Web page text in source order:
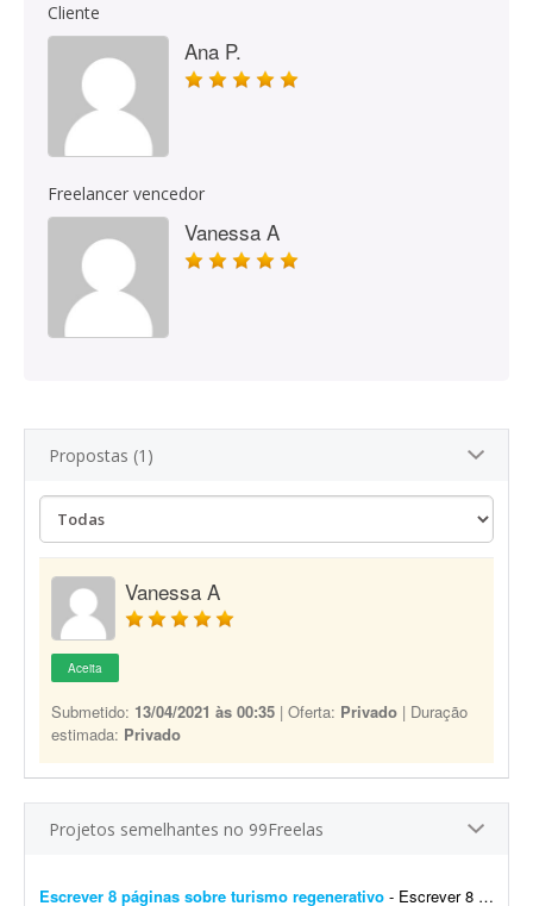
Cliente
Ana P.
Freelancer vencedor
Vanessa A
Propostas (1)
Vanessa A
Aceita
Submetido: 13/04/2021 às 00:35 | Oferta: Privado | Duração
estimada: Privado
Projetos semelhantes no 99Freelas
Escrever 8 páginas sobre turismo regenerativo - Escrever 8 páginas sobre turismo regenerativo. Mais informações: mande mensagem para informar seu preço. O texto deve abordar a origem e a construção te&...